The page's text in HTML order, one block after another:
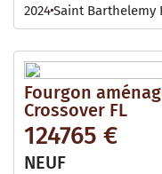
2024Saint Barthelemy
Fourgon
Crossover FL
124765 €
NEUF